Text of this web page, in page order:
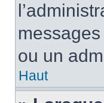
ou un
Haut